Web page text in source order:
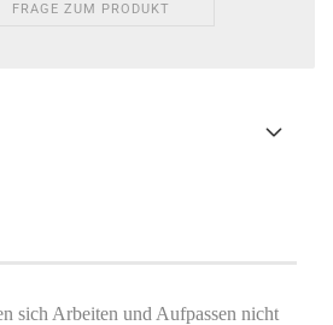
FRAGE ZUM PRODUKT
sich Arbeiten und Aufpassen nicht